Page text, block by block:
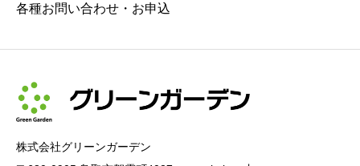
各種お問い合わせ・お申込
株式会社グリーンガーデン